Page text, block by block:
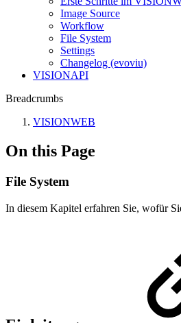
Image Source
Workflow
File System
Settings
Changelog (evoviu)
VISIONAPI
Breadcrumbs
VISIONWEB
On this Page
File System
In diesem Kapitel erfahren Sie, wofür